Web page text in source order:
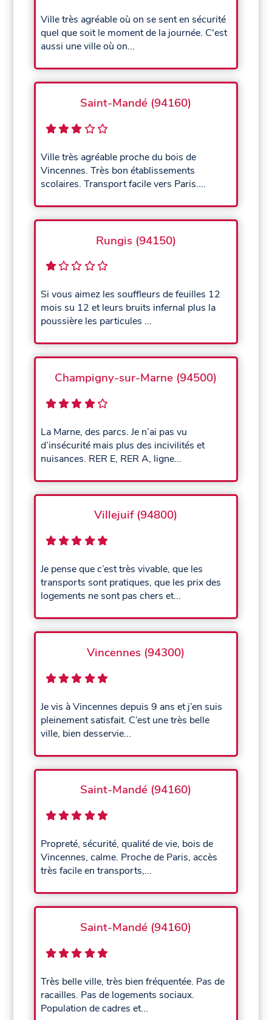
Ville très agréable où on se sent en sécurité
quel que soit le moment de la journée. C'est
aussi une ville où on...
Saint-Mandé (94160)
Ville très agréable proche du bois de
Vincennes. Très bon établissements
scolaires. Transport facile vers Paris....
Rungis (94150)
Si vous aimez les souffleurs de feuilles 12
mois su 12 et leurs bruits infernal plus la
poussière les particules ...
Champigny-sur-Marne (94500)
La Marne, des parcs. Je n’ai pas vu
d’insécurité mais plus des incivilités et
nuisances. RER E, RER A, ligne...
Villejuif (94800)
Je pense que c’est très vivable, que les
transports sont pratiques, que les prix des
logements ne sont pas chers et...
Vincennes (94300)
Je vis à Vincennes depuis 9 ans et j’en suis
pleinement satisfait. C’est une très belle
ville, bien desservie...
Saint-Mandé (94160)
Propreté, sécurité, qualité de vie, bois de
Vincennes, calme. Proche de Paris, accès
très facile en transports,...
Saint-Mandé (94160)
Très belle ville, très bien fréquentée. Pas de
racailles. Pas de logements sociaux.
Population de cadres et...